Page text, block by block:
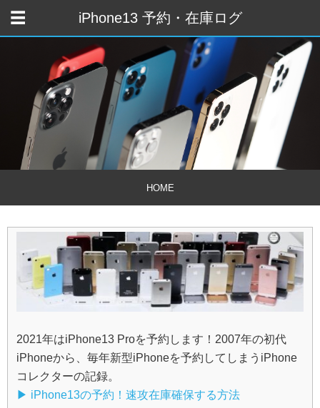
iPhone13 予約・在庫ログ
HOME
2021年はiPhone13 Proを予約します！2007年の初代
iPhoneから、毎年新型iPhoneを予約してしまうiPhone
コレクターの記録。
▶︎ iPhone13の予約！速攻在庫確保する方法